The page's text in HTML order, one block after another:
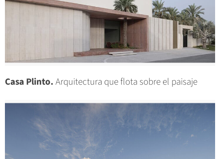
Casa Plinto.Arquitectura que flota sobre el paisaje